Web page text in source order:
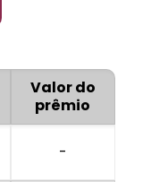
Valor do
prêmio
-